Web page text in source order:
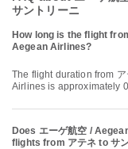
サントリーニ
How long is the flight
Aegean Airlines?
The flight duration from アテネ to サントリーニ with エーゲ航空 / Aegean
Airlines is approximately
Does エーゲ航空 /
flights from アテネ to サ